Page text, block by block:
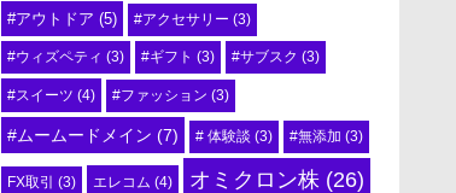
#アウトドア (5) #アクセサリー (3)
#ウィズペティ (3) #ギフト (3) #サブスク (3)
#スイーツ (4) #ファッション (3)
#ムームードメイン (7) # 体験談 (3) #無添加 (3)
FX取引 (3) エレコム (4) オミクロン株 (26)